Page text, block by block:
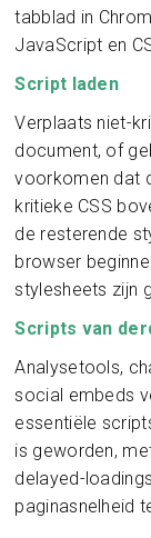
tabblad in
JavaScript en
Script laden
Verplaats niet-
document, of
voorkomen dat
kritieke CSS
de resterende
browser
stylesheets zijn
Scripts van
Analysetools,
social embeds
essentiële
is geworden,
delayed-
paginasnelheid